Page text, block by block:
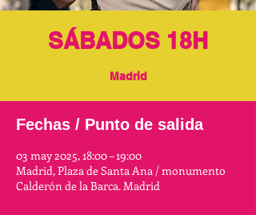
SÁBADOS 18H
Madrid
Fechas / Punto de salida
03 may 2025, 18:00 – 19:00
Madrid, Plaza de Santa Ana / monumento
Calderón de la Barca. Madrid